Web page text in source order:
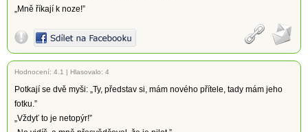
„Mně říkají k noze!”
Hodnocení: 4.1 | Hlasovalo: 4
Potkají se dvě myši: „Ty, představ si, mám nového přítele, tady mám jeho
fotku.”
„Vždyť to je netopýr!”